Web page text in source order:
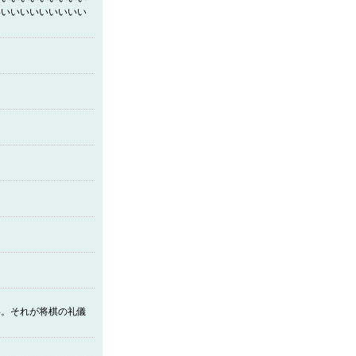
いいいいいいいい
それが将棋の礼儀